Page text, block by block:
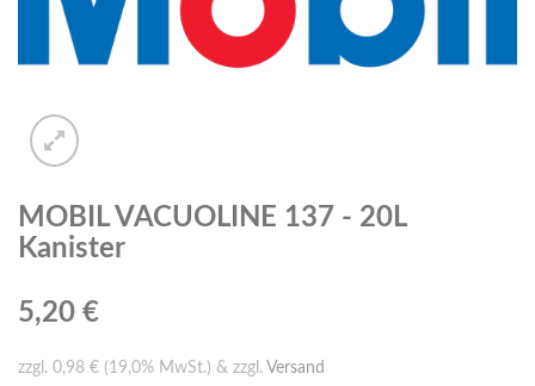
MOBIL VACUOLINE 137 - 20L
Kanister
5,20 €
zzgl. 0,98 € (19,0% MwSt.) & zzgl. Versand